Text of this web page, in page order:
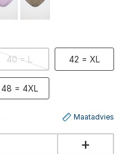
40 = L 42 = XL
48 = 4XL
Maatadvies
+